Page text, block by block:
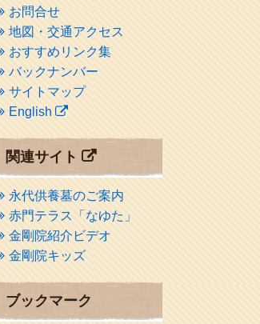
お問合せ
地図・交通アクセス
おすすめリンク集
バックナンバー
サイトマップ
English
関連サイト
永代供養墓のご案内
赤門テラス「なゆた」
金剛院紹介ビデオ
金剛院キッズ
ブックマーク